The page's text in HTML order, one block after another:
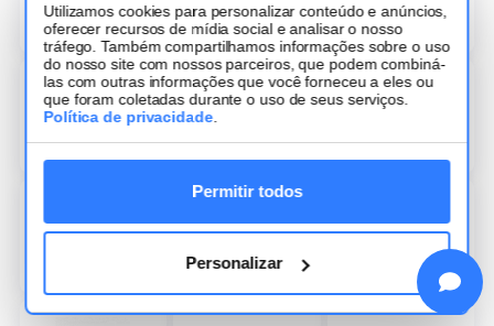
Utilizamos cookies para personalizar conteúdo e anúncios,
oferecer recursos de mídia social e analisar o nosso
tráfego. Também compartilhamos informações sobre o uso
do nosso site com nossos parceiros, que podem combiná-
las com outras informações que você forneceu a eles ou
que foram coletadas durante o uso de seus serviços.
Política de privacidade
Permitir todos
Personalizar